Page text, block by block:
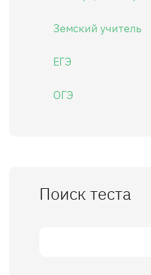
Земский учитель
ЕГЭ
ОГЭ
Поиск теста